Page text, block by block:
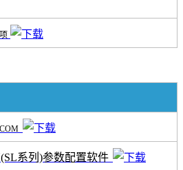
系列)参数配置软件